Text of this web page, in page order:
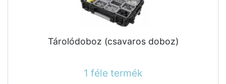
Tárolódoboz (csavaros doboz)
1 féle termék